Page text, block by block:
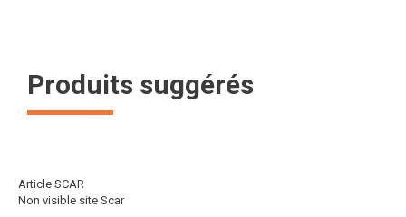
Produits suggérés
Article SCAR
Non visible site Scar